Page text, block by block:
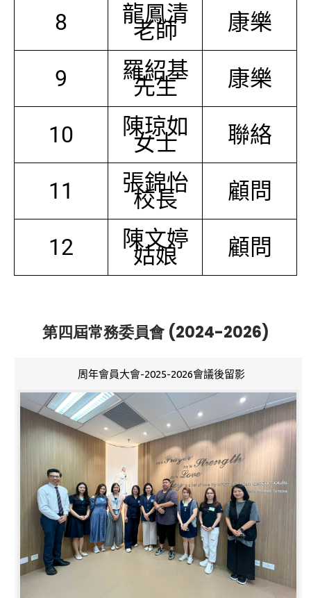
8 龍鳳清
老師 康樂
9 羅紹基
先生 康樂
10 陳琼如
女士 聯絡
11 張錦怡
校長 顧問
12 陳文婷
姑娘 顧問
第四屆常務委員會 (2024-2026)
周年會員大會-2025-2026會議後留影